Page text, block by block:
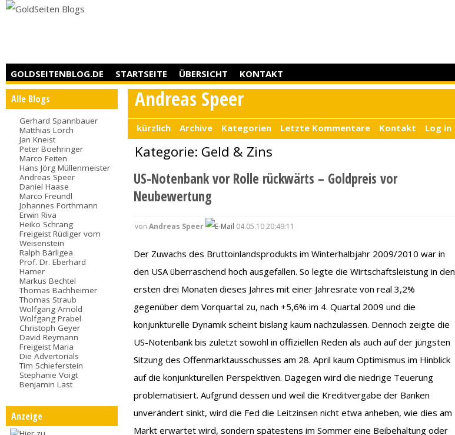
GOLDSEITENBLOG.DE STARTSEITE ÜBERSICHT KONTAKT
Alle Blogs
Gerhard Spannbauer
Matthias Lorch
Jan Kneist
Peter Boehringer
Marco Feiten
Hans Jörg Müllenmeister
Andreas Speer
Daniel Haase
Marco Freundl
Johannes Forthmann
Erwin Riva
Heiko Schrang
Freigeist Rüdiger vom
Weisenstein
Ralph Bärligea
Prof. Dr. Eberhard
Hamer
Markus Bechtel
Thomas Bachheimer
Thomas Straub
Wolfgang Arnold
Wolfgang Prabel
Christoph Geyer
David Reymann
Freigeist Maria
Die Advertorials
Tim Schieferstein
Stephanie Voigt
Benjamin Last
Anzeige
Andreas Speer
kürzlich Archive Kategorien Letzte Kommentare Kontakt Log in
Kategorie: Geld & Zins
US-Notenbank vor Rolle rückwärts – Goldpreis vor
Neubewertung
von Andreas Speer 04.05.10 20:49:11
Der Zuwachs des Bruttoinlandsprodukts im Winterhalbjahr 2009/2010 war in
den USA überraschend hoch ausgefallen. So legte die Wirtschaftsleistung in den
ersten drei Monaten dieses Jahres mit einer Jahresrate von real 3,2%
gegenüber dem Vorquartal zu, nach +5,6% im 4. Quartal 2009 und die
konjunkturelle Dynamik scheint bislang kaum nachzulassen. Dennoch zeigte die
US-Notenbank bis zuletzt sowohl in offiziellen Reden als auch auf der jüngsten
Sitzung des Offenmarktausschusses am 28. April kaum Optimismus im Hinblick
auf die konjunkturellen Perspektiven. Dagegen wird die niedrige Teuerung
problematisiert. Aufgrund dessen und weil die Kreditvergabe der Banken
unverändert sinkt, wird die Fed die Leitzinsen nicht etwa anheben, wie dies am
Markt erwartet wird, sondern spätestens im Sommer eine Beibehaltung oder